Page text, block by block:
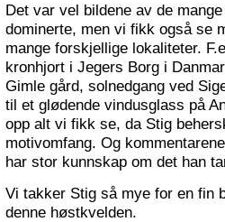
Det var vel bildene av de
dominerte, men vi fikk også se
mange forskjellige lokaliteter.
kronhjort i Jegers Borg i
Gimle gård, solnedgang ved
til et glødende vindusglass på
opp alt vi fikk se, da Stig
motivomfang. Og
har stor kunnskap om det han
Vi takker Stig så mye for en fin
denne høstkvelden.